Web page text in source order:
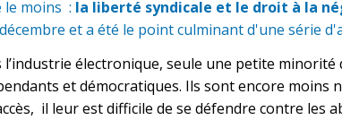
le moins : la liberté syndicale et le droit à la
et a été le point culminant d'une série
l’industrie électronique, seule une petite
et démocratiques. Ils sont encore moins
il leur est difficile de se défendre contre les